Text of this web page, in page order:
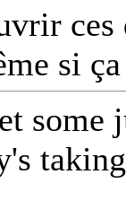
ces
si
some